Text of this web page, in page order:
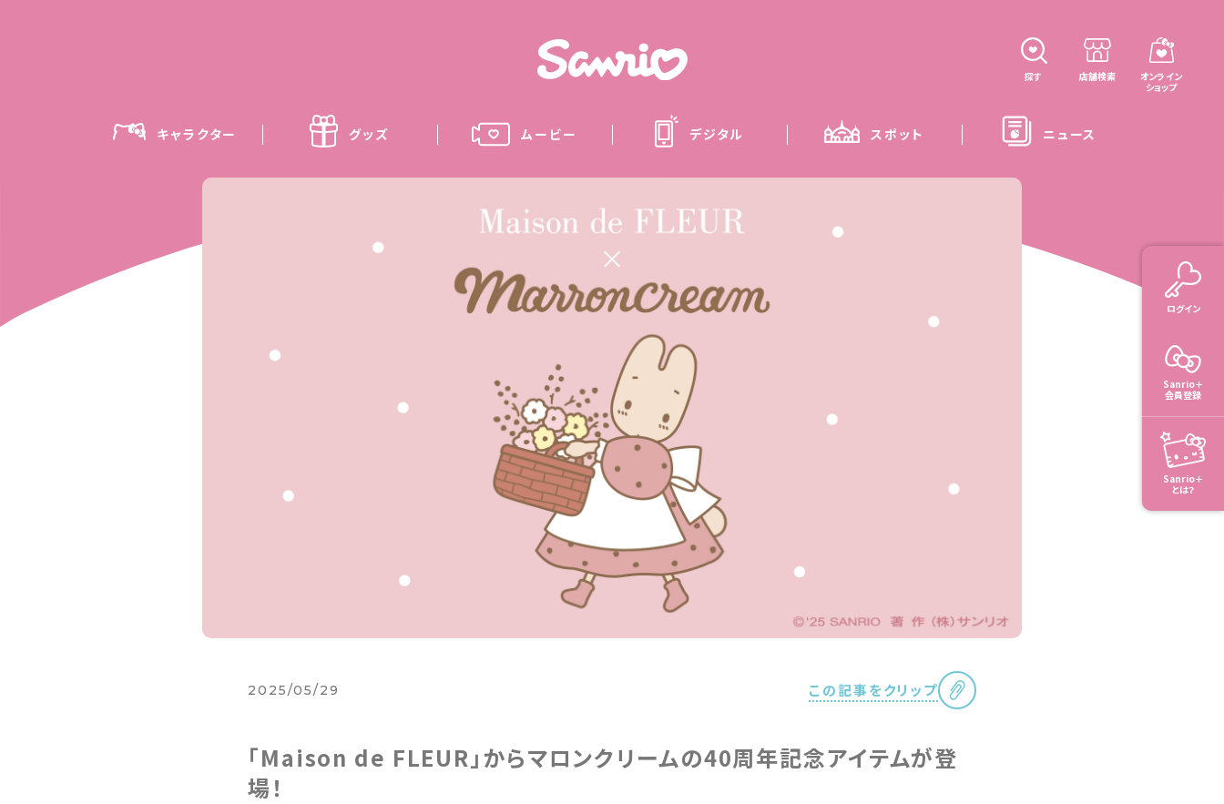
ログイン
Sanrio＋
会員登録
Sanrio＋
とは？
探す 店舗検索
オンライン
ショップ
キャラクター グッズ ムービー デジタル スポット ニュース
2025/05/29 この記事をクリップ
「Maison de FLEUR」からマロンクリームの40周年記念アイテムが登
場！